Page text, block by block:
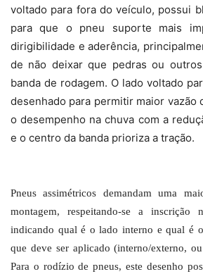
voltado para fora do veículo, possui
para que o pneu suporte mais
dirigibilidade e aderência,
de não deixar que pedras ou
banda de rodagem. O lado voltado
desenhado para permitir maior vazão
o desempenho na chuva com a
e o centro da banda prioriza a tração.
Pneus assimétricos demandam uma
montagem, respeitando-se a inscrição
indicando qual é o lado interno e qual é
que deve ser aplicado (interno/externo,
Para o rodízio de pneus, este desenho